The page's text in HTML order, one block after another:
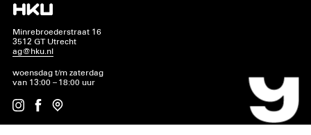
Minrebroederstraat 16
3512 GT Utrecht
ag@hku.nl
woensdag t/m zaterdag
van 13:00 – 18:00 uur